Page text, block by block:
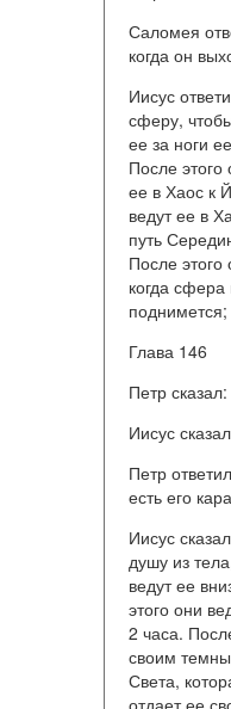
Саломея
когда он
Иисус
сферу,
ее за ноги
После
ее в Хаос к
ведут ее в
путь
После
когда
Глава 146
Петр
Иисус
Петр
есть его
Иисус
душу из
ведут ее
этого они
2 часа.
своим
Света,